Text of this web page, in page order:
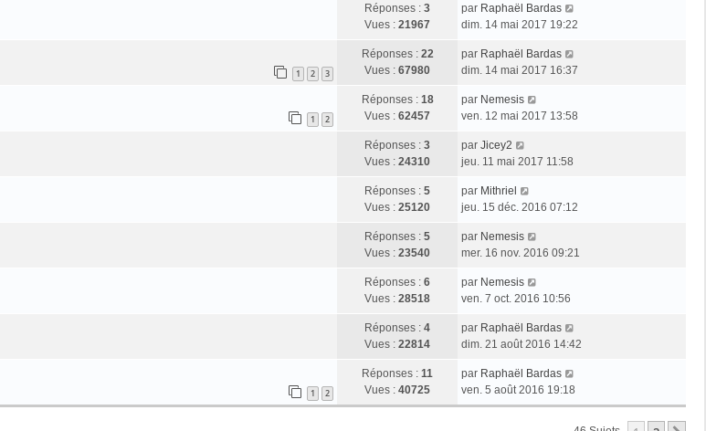
Réponses : 3
Vues : 21967
par Raphaël Bardas
dim. 14 mai 2017 19:22
1 2 3
Réponses : 22
Vues : 67980
par Raphaël Bardas
dim. 14 mai 2017 16:37
1 2
Réponses : 18
Vues : 62457
par Nemesis
ven. 12 mai 2017 13:58
Réponses : 3
Vues : 24310
par Jicey2
jeu. 11 mai 2017 11:58
Réponses : 5
Vues : 25120
par Mithriel
jeu. 15 déc. 2016 07:12
Réponses : 5
Vues : 23540
par Nemesis
mer. 16 nov. 2016 09:21
Réponses : 6
Vues : 28518
par Nemesis
ven. 7 oct. 2016 10:56
Réponses : 4
Vues : 22814
par Raphaël Bardas
dim. 21 août 2016 14:42
1 2
Réponses : 11
Vues : 40725
par Raphaël Bardas
ven. 5 août 2016 19:18